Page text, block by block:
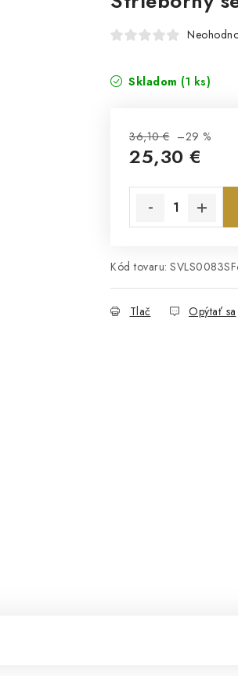
Skladom (1 ks)
36,10 € –29 %
25,30 €
Kód tovaru:
Tlač Opýtať sa